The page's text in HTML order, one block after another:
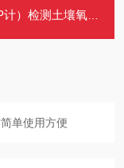
土壤氧化还原电位